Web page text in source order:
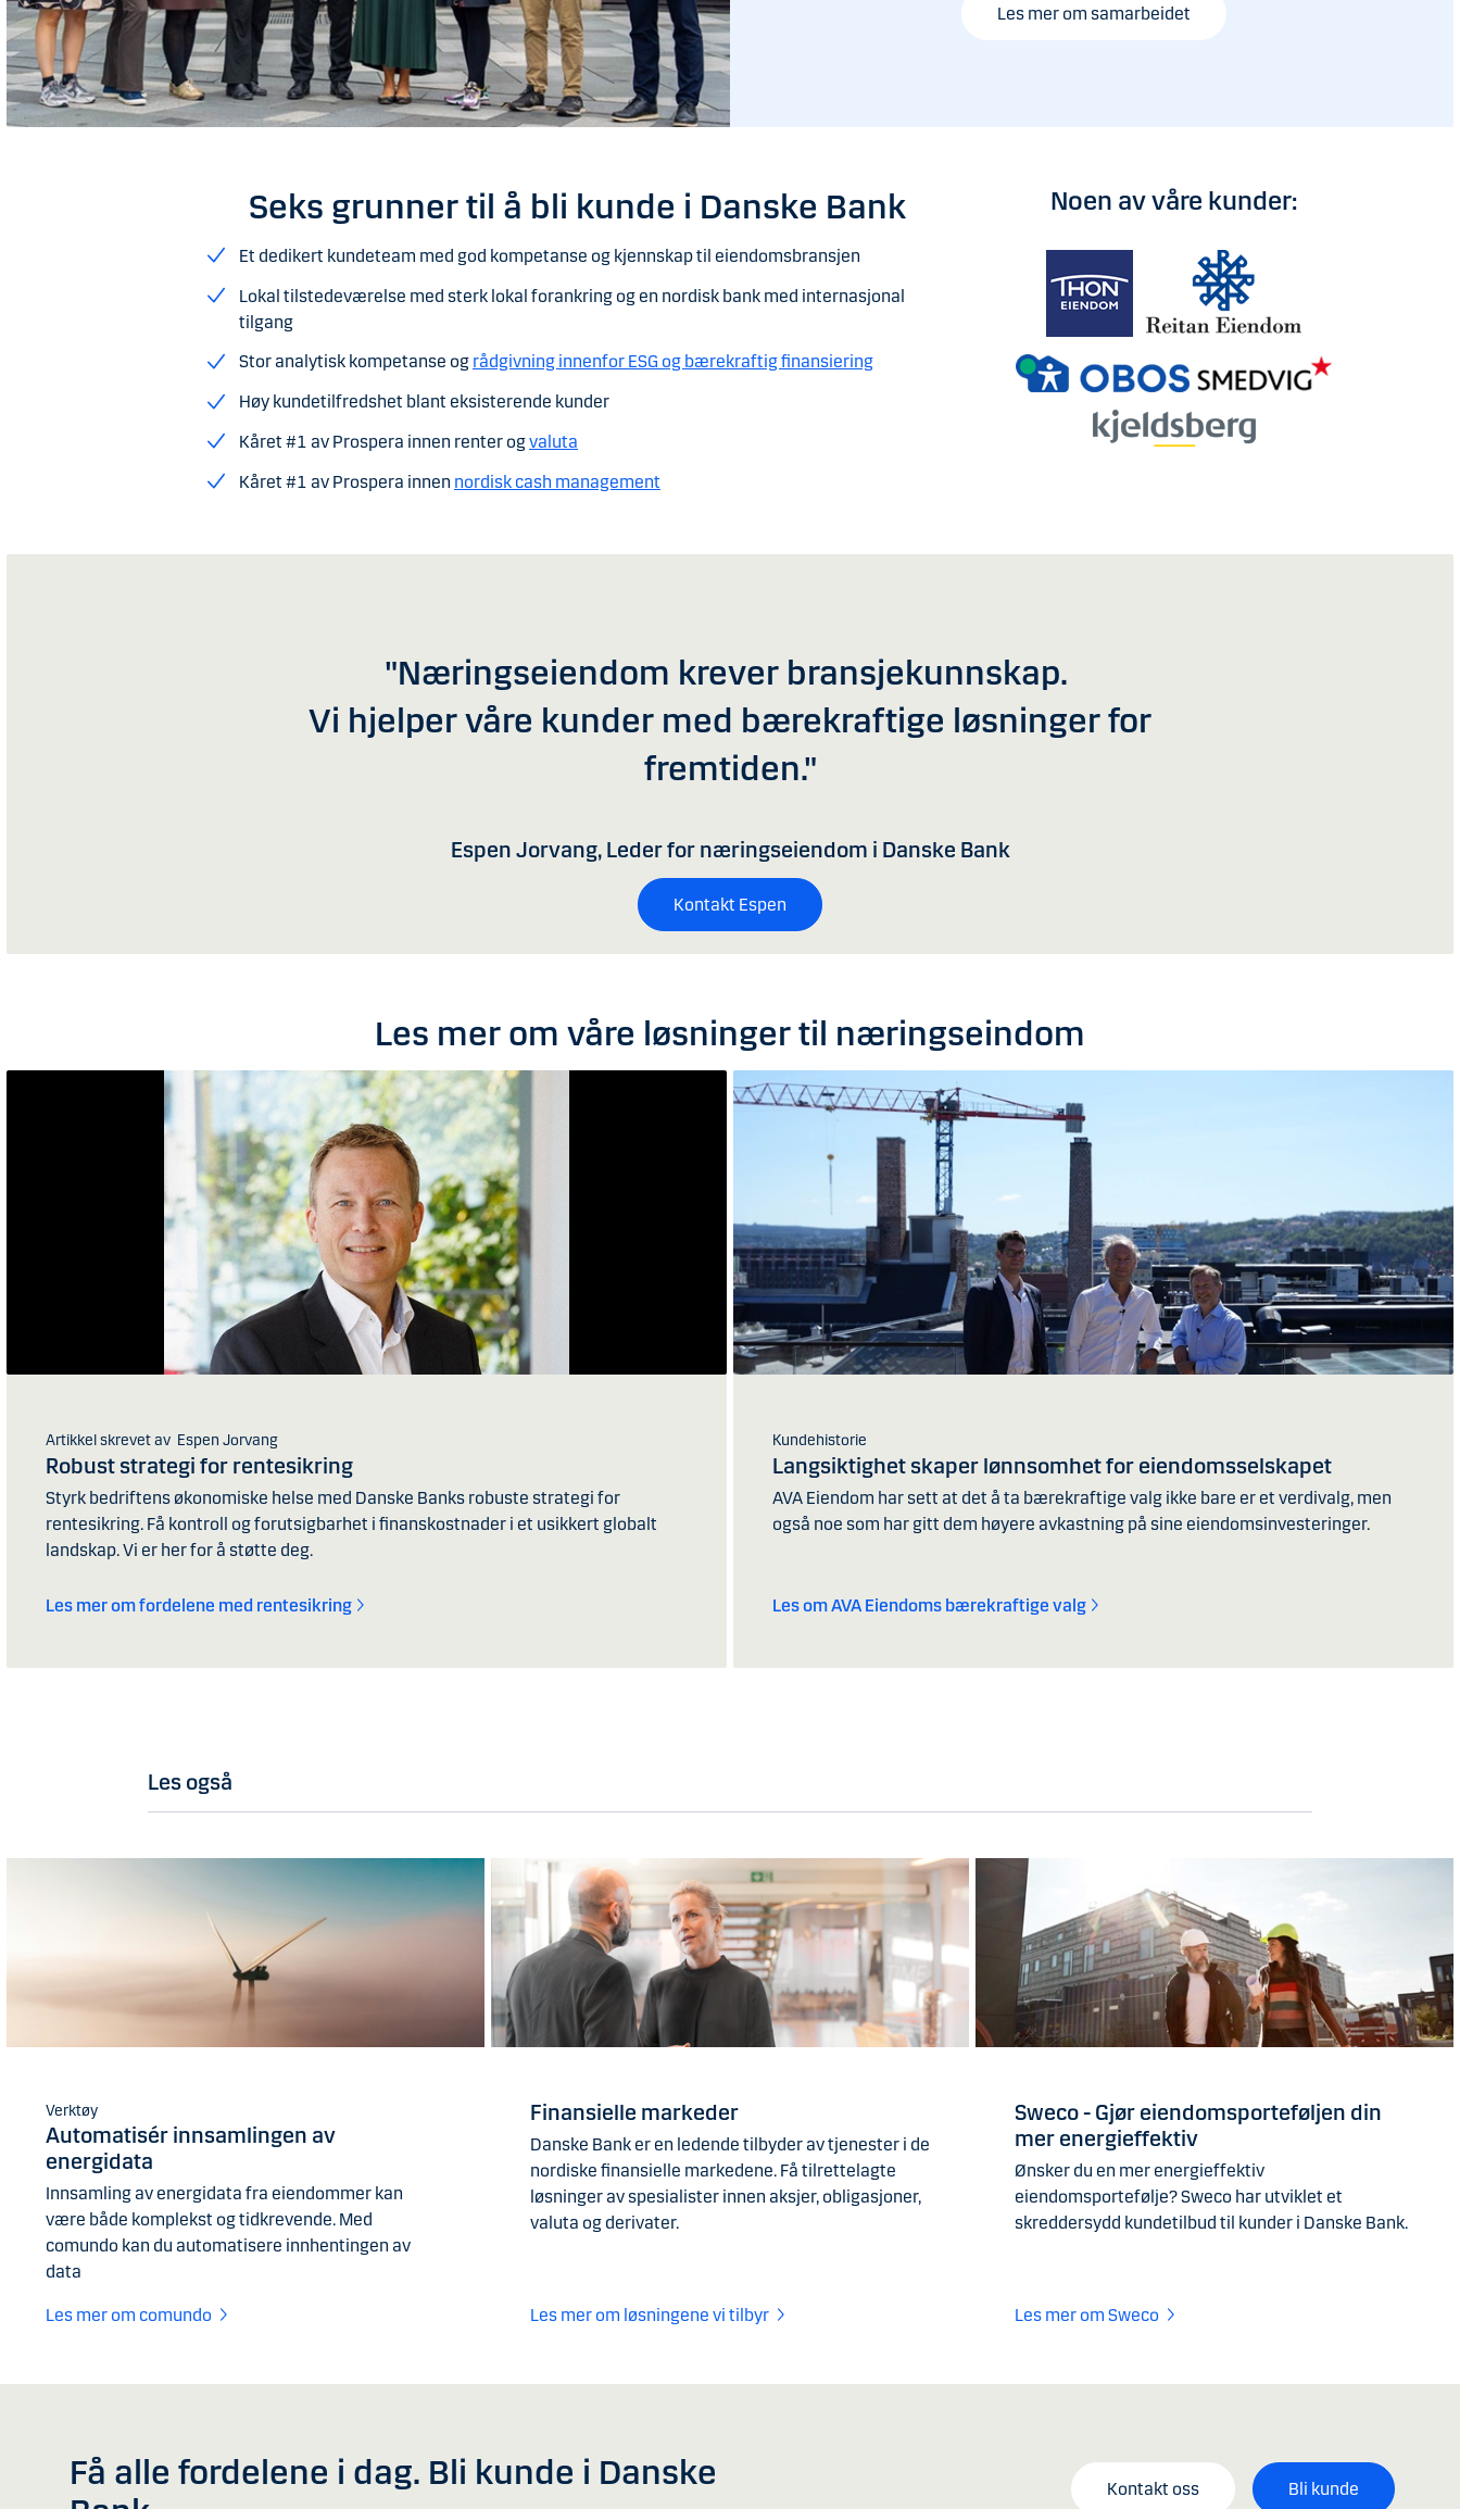
Les mer om samarbeidet
Seks grunner til å bli kunde i Danske Bank
Et dedikert kundeteam med god kompetanse og kjennskap til eiendomsbransjen
Lokal tilstedeværelse med sterk lokal forankring og en nordisk bank med internasjonal
tilgang
Stor analytisk kompetanse og rådgivning innenfor ESG og bærekraftig finansiering
Høy kundetilfredshet blant eksisterende kunder
Kåret #1 av Prospera innen renter ogvaluta
Kåret #1 av Prospera innen nordisk cash management
Noen av våre kunder:
"Næringseiendom krever bransjekunnskap.
Vi hjelper våre kunder med bærekraftige løsninger for
fremtiden."
Espen Jorvang, Leder for næringseiendom i Danske Bank
Kontakt Espen
Les mer om våre løsninger til næringseindom
Artikkel skrevet av Espen Jorvang
Robust strategi for rentesikring
Styrk bedriftens økonomiske helse med Danske Banks robuste strategi for
rentesikring. Få kontroll og forutsigbarhet i finanskostnader i et usikkert globalt
landskap. Vi er her for å støtte deg.
Les mer om fordelene med rentesikring
Kundehistorie
Langsiktighet skaper lønnsomhet for eiendomsselskapet
AVA Eiendom har sett at det å ta bærekraftige valg ikke bare er et verdivalg, men
også noe som har gitt dem høyere avkastning på sine eiendomsinvesteringer.
Les om AVA Eiendoms bærekraftige valg
Les også
Verktøy
Automatisér innsamlingen av
energidata
Innsamling av energidata fra eiendommer kan
være både komplekst og tidkrevende. Med
comundo kan du automatisere innhentingen av
data
Les mer om comundo
Finansielle markeder
Danske Bank er en ledende tilbyder av tjenester i de
nordiske finansielle markedene. Få tilrettelagte
løsninger av spesialister innen aksjer, obligasjoner,
valuta og derivater.
Les mer om løsningene vi tilbyr
Sweco - Gjør eiendomsporteføljen din
mer energieffektiv
Ønsker du en mer energieffektiv
eiendomsportefølje? Sweco har utviklet et
skreddersydd kundetilbud til kunder i Danske Bank.
Les mer om Sweco
Få alle fordelene i dag. Bli kunde i Danske
Kontakt oss Bli kunde